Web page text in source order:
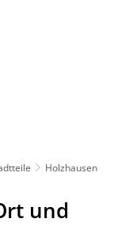
Holzhausen
und